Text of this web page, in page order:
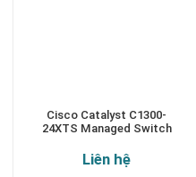
Cisco Catalyst C1300-
24XTS Managed Switch
Liên hệ